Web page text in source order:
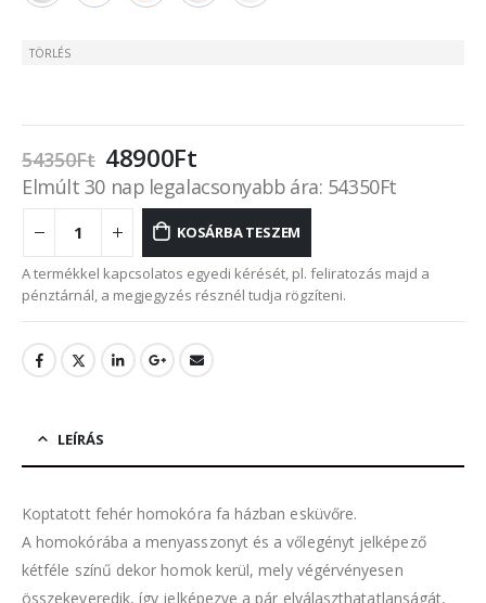
TÖRLÉS
54350Ft Original
price
was:
54350Ft.
48900FtCurrent
price
is:
48900Ft.
Elmúlt 30 nap legalacsonyabb ára: 54350Ft
KOSÁRBA TESZEM
A termékkel kapcsolatos egyedi kérését, pl. feliratozás majd a
pénztárnál, a megjegyzés résznél tudja rögzíteni.
LEÍRÁS
Koptatott fehér homokóra fa házban esküvőre.
A homokórába a menyasszonyt és a vőlegényt jelképező
kétféle színű dekor homok kerül, mely végérvényesen
összekeveredik, így jelképezve a pár elválaszthatatlanságát,